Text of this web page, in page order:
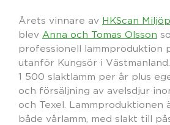
Årets vinnare av HKScan
blev Anna och Tomas Olsson
professionell lammproduktion
utanför Kungsör i
1 500 slaktlamm per år plus
och försäljning av avelsdjur
och Texel. Lammproduktionen
både vårlamm, med slakt till